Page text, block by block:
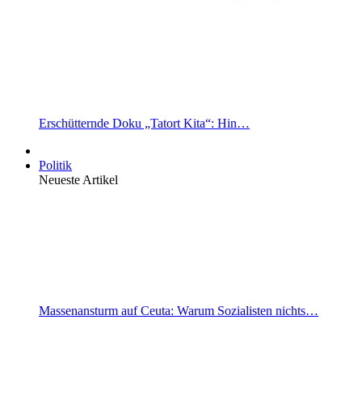
Erschütternde Doku „Tatort Kita“: Hin…
Politik
Neueste Artikel
Massenansturm auf Ceuta: Warum Sozialisten nichts…